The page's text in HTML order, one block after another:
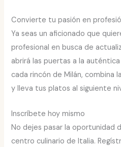
Convierte tu pasión en
Ya seas un aficionado que
profesional en busca de
abrirá las puertas a la
cada rincón de Milán, combina
y lleva tus platos al siguiente
Inscríbete hoy mismo
No dejes pasar la oportunidad
centro culinario de Italia.